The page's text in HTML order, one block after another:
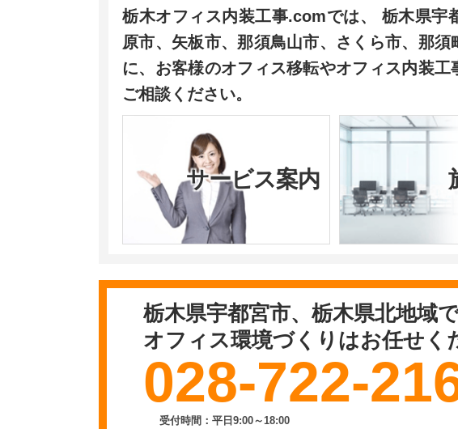
栃木オフィス内装工事.comでは、 栃木県宇
原市、矢板市、那須鳥山市、さくら市、那
に、お客様のオフィス移転やオフィス内装
ご相談ください。
サービス案内
栃木県宇都宮市、栃木県北地域
オフィス環境づくりはお任せく
028-722-
受付時間：平日9:00～18:00